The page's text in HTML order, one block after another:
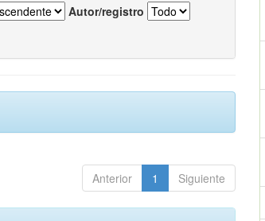
Autor/registro
Anterior 1 Siguiente